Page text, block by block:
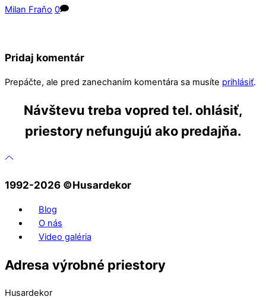
Milan Fraňo 0
Pridaj komentár
Prepáčte, ale pred zanechaním komentára sa musíte prihlásiť.
Návštevu treba vopred tel. ohlásiť,
priestory nefungujú ako predajňa.
1992-2026 ©️Husardekor
Blog
O nás
Video galéria
Adresa výrobné priestory
Husardekor